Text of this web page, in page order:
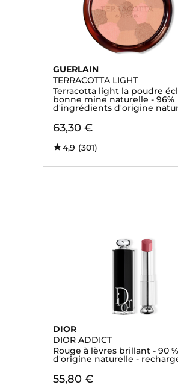
GUERLAIN
TERRACOTTA LIGHT
Terracotta light la poudre
bonne mine naturelle - 96%
d'ingrédients d'origine
63,30 €
4,9 (301)
DIOR
DIOR ADDICT
Rouge à lèvres brillant - 90 %
d'origine naturelle -
55,80 €